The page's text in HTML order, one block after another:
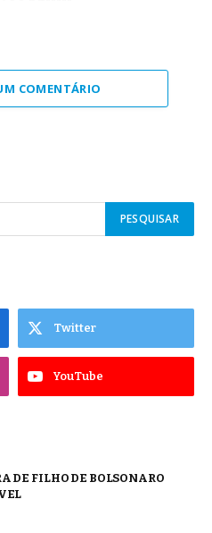
COMENTÁRIO
Twitter
YouTube
DE FILHO DE BOLSONARO